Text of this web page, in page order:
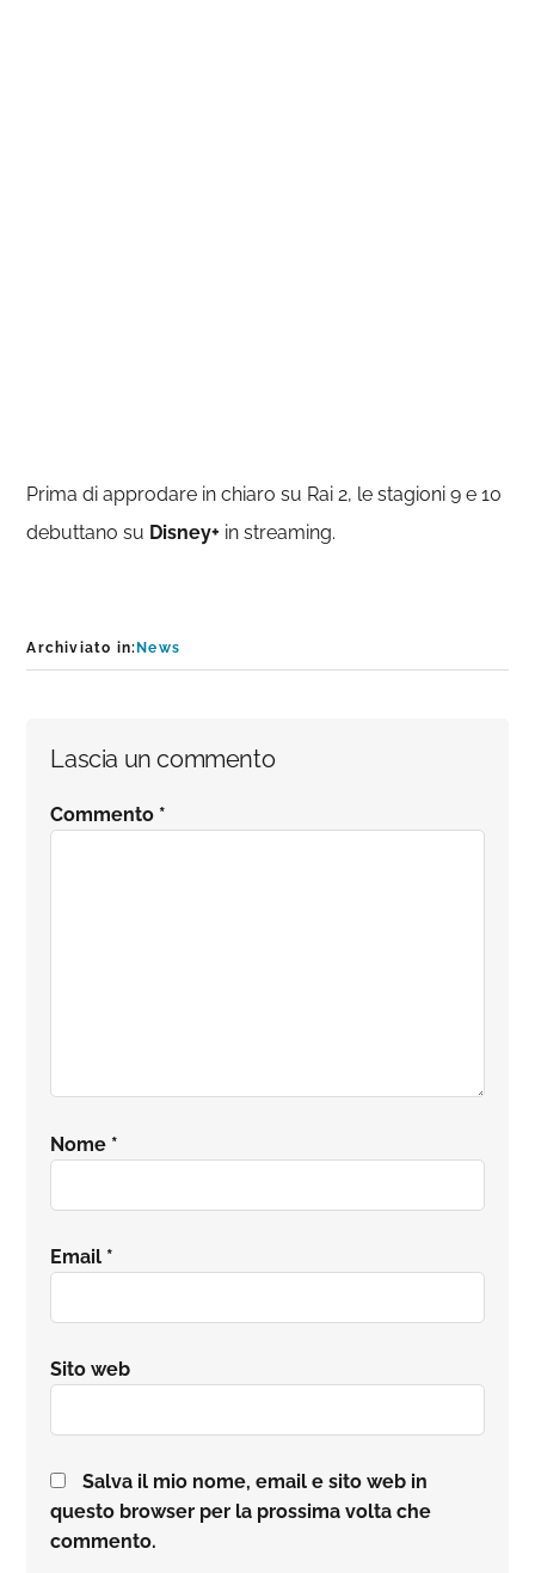
Prima di approdare in chiaro su Rai 2, le stagioni 9 e 10
debuttano su Disney+ in streaming.
Archiviato in: News
Interazioni
del
Lascia un commento
Commento *
Nome *
Email *
Sito web
Salva il mio nome, email e sito web in
questo browser per la prossima volta che
commento.